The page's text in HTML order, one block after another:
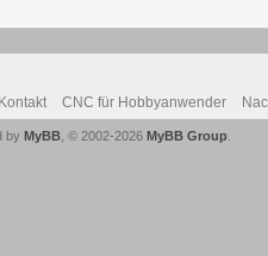
Kontakt CNC für Hobbyanwender
by MyBB , © 2002-2026 MyBB Group